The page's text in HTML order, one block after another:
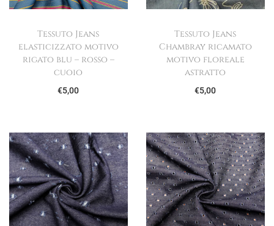
Tessuto Jeans
elasticizzato motivo
rigato blu – rosso –
cuoio
€5,00
Tessuto Jeans
Chambray ricamato
motivo floreale
astratto
€5,00